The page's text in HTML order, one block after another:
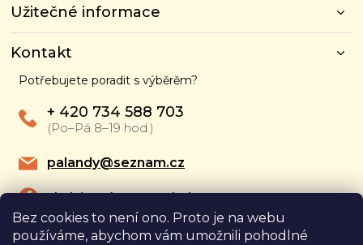
Bez cookies to není ono. Proto je na webu
používáme, abychom vám umožnili pohodlné
Užitečné informace
Kontakt
Potřebujete poradit s výběrěm?
+ 420 734 588 703
(Po–Pá 8–19 hod.)
palandy@seznam.cz
Sledujte nás na Faceboku
Sledujte nás na Youtube